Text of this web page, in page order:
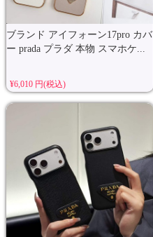
ブランド アイフォーン17pro カバ
ー prada プラダ 本物 スマホケ...
¥6,010 円(税込)